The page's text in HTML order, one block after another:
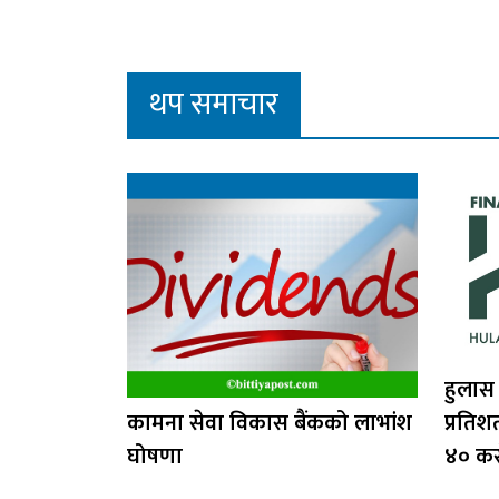
थप समाचार
कामना सेवा विकास बैंकको लाभांश
घोषणा
हुलास
४०